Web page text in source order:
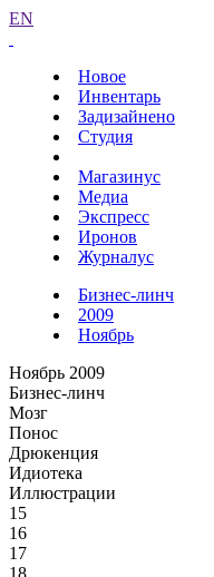
EN
Новое
Инвентарь
Задизайнено
Студия
Магазинус
Медиа
Экспресс
Иронов
Журналус
Бизнес-линч
2009
Ноябрь
Ноябрь 2009
Бизнес-линч
Мозг
Понос
Дрюкенция
Идиотека
Иллюстрации
15
16
17
18